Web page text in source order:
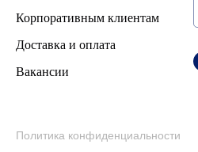
Корпоративным клиентам
Доставка и оплата
Вакансии
Политика конфиденциальности